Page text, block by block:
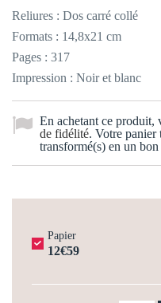
Reliures : Dos carré collé
Formats : 14,8x21 cm
Pages : 317
Impression : Noir et blanc
En achetant ce produit,
de fidélité. Votre panier
transformé(s) en un
Papier
12€59